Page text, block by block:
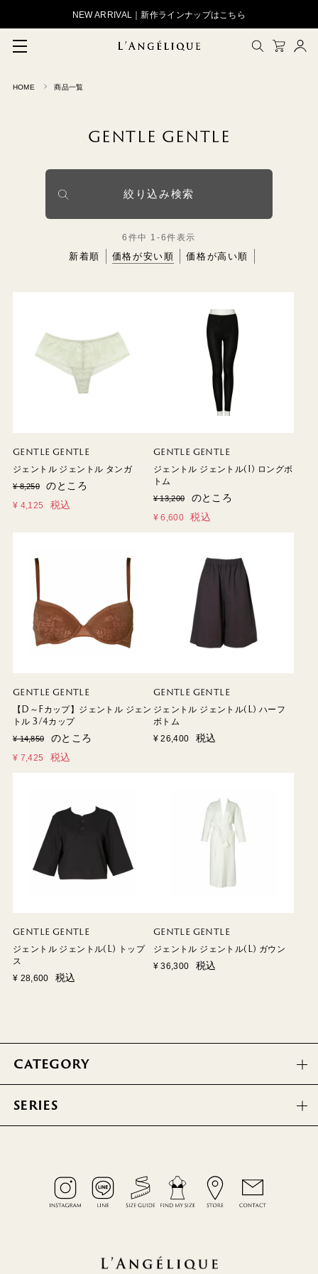
NEW ARRIVAL｜新作ラインナップはこちら
ログイン
CLOSE
HOME 商品一覧
GENTLE GENTLE
絞り込み検索
6 件中 1 -6件表示
新着順 価格が安い順 価格が高い順
GENTLE GENTLE
ジェントル ジェントル タンガ
¥ 8,250 のところ
¥ 4,125 税込
GENTLE GENTLE
ジェントル ジェントル(I) ロングボ
トム
¥ 13,200 のところ
¥ 6,600 税込
GENTLE GENTLE
【D～Fカップ】ジェントル ジェン
トル 3/4カップ
¥ 14,850 のところ
¥ 7,425 税込
GENTLE GENTLE
ジェントル ジェントル(L) ハーフ
ボトム
¥ 26,400 税込
GENTLE GENTLE
ジェントル ジェントル(L) トップ
ス
¥ 28,600 税込
GENTLE GENTLE
ジェントル ジェントル(L) ガウン
¥ 36,300 税込
CATEGORY
SERIES